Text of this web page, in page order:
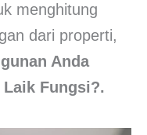
menghitung
dari properti,
Anda
Fungsi?.